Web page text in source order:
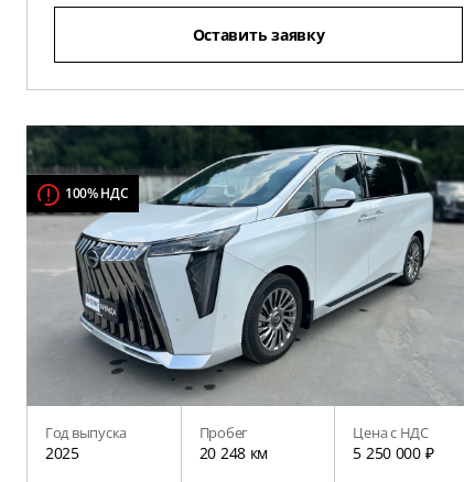
Оставить заявку
100% НДС
Год выпуска
2025
Пробег
20 248 км
Цена с НДС
5 250 000 ₽